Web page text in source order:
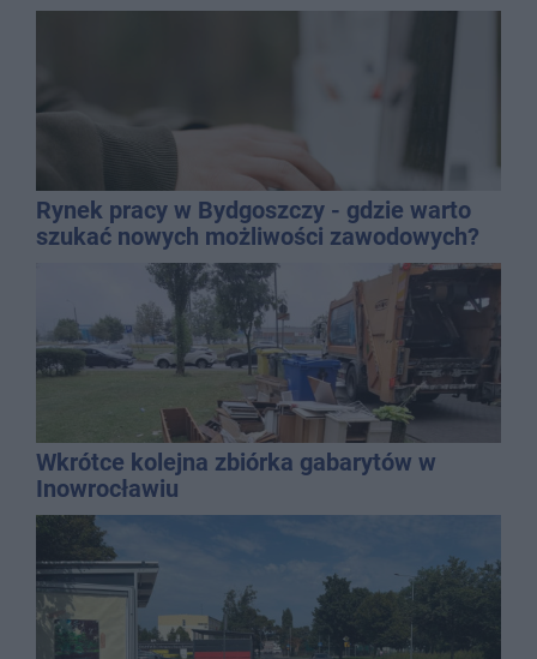
Rynek pracy w Bydgoszczy - gdzie warto
szukać nowych możliwości zawodowych?
Wkrótce kolejna zbiórka gabarytów w
Inowrocławiu